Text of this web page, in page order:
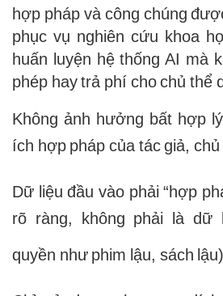
hợp pháp và công chúng
phục vụ nghiên cứu khoa
huấn luyện hệ thống AI mà
phép hay trả phí cho chủ thể
Không ảnh hưởng bất hợp
ích hợp pháp của tác giả,
Dữ liệu đầu vào phải “hợp
rõ ràng, không phải là dữ
quyền như phim lậu, sách